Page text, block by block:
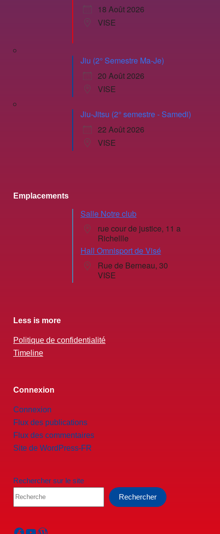
18 Août 2026
VISE
Jiu (2° Semestre Ma-Je)
20 Août 2026
VISE
Jiu-Jitsu (2° semestre - Samedi)
22 Août 2026
VISE
Emplacements
Salle Notre club
rue cour de justice, 11 a
Richellle
Hall Omnisport de Visé
Rue de Berneau, 30
VISE
Less is more
Politique de confidentialité
Timeline
Connexion
Connexion
Flux des publications
Flux des commentaires
Site de WordPress-FR
Rechercher sur le site
Rechercher